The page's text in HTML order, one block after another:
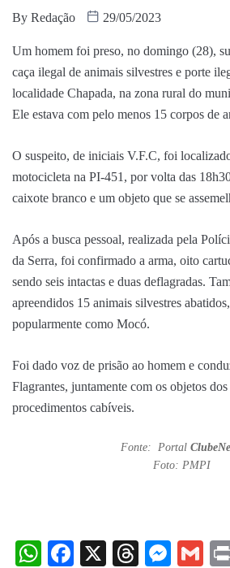
By Redação 29/05/2023
Um homem foi preso, no domingo (28),
caça ilegal de animais silvestres e porte
localidade Chapada, na zona rural do
Ele estava com pelo menos 15 corpos de
O suspeito, de iniciais V.F.C, foi
motocicleta na PI-451, por volta das
caixote branco e um objeto que se
Após a busca pessoal, realizada pela
da Serra, foi confirmado a arma, oito
sendo seis intactas e duas deflagradas.
apreendidos 15 animais silvestres
popularmente como Mocó.
Foi dado voz de prisão ao homem e
Flagrantes, juntamente com os objetos
procedimentos cabíveis.
Fonte: Portal
Foto: PMPI
WhatsApp
Facebook
X Threads